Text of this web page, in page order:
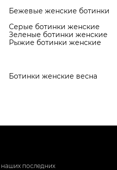
Бежевые женские ботинки
Серые ботинки женские
Зеленые ботинки женские
Рыжие ботинки женские
Ботинки женские весна
последних